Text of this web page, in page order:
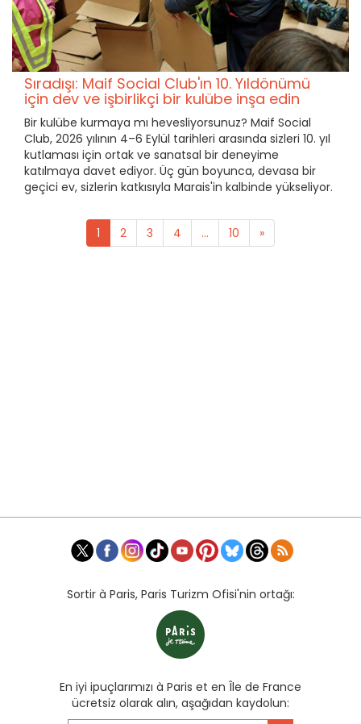
Sıradışı: Maif Social Club'ın 10. Yıldönümü
için dev ve işbirlikçi bir kulübe inşa edin
Bir kulübe kurmaya mı hevesliyorsunuz? Maif Social
Club, 2026 yılının 4–6 Eylül tarihleri arasında sizleri 10. yıl
kutlaması için ortak ve sanatsal bir deneyime
katılmaya davet ediyor. Üç gün boyunca, devasa bir
geçici ev, sizlerin katkısıyla Marais'in kalbinde yükseliyor.
1 2 3 4 ... 10 »
Sortir à Paris, Paris Turizm Ofisi'nin ortağı:
En iyi ipuçlarımızı à Paris et en Île de France
ücretsiz olarak alın, aşağıdan kaydolun: